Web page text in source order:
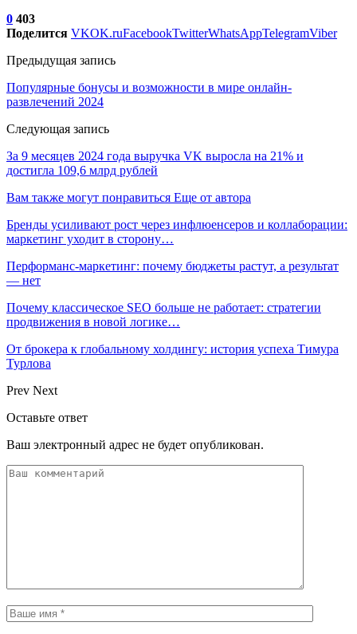
0 403
Поделится VKOK.ruFacebookTwitterWhatsAppTelegramViber
Предыдущая запись
Популярные бонусы и возможности в мире онлайн-
развлечений 2024
Следующая запись
За 9 месяцев 2024 года выручка VK выросла на 21% и
достигла 109,6 млрд рублей
Вам также могут понравиться Еще от автора
Бренды усиливают рост через инфлюенсеров и коллаборации:
маркетинг уходит в сторону…
Перформанс-маркетинг: почему бюджеты растут, а результат
— нет
Почему классическое SEO больше не работает: стратегии
продвижения в новой логике…
От брокера к глобальному холдингу: история успеха Тимура
Турлова
Prev Next
Оставьте ответ
Ваш электронный адрес не будет опубликован.